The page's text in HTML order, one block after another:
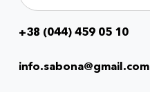
+38 (044) 459 05 10
info.sabona@gmail.com
menu